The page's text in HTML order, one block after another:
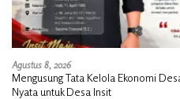
Agustus 8, 2026
Mengusung Tata Kelola Ekonomi
Nyata untuk Desa Insit